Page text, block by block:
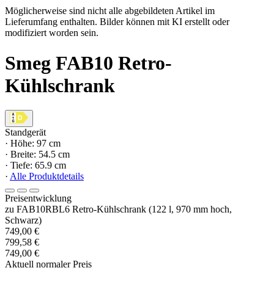
Möglicherweise sind nicht alle abgebildeten Artikel im
Lieferumfang enthalten. Bilder können mit KI erstellt oder
modifiziert worden sein.
Smeg FAB10 Retro-
Kühlschrank
Standgerät
· Höhe: 97 cm
· Breite: 54.5 cm
· Tiefe: 65.9 cm
· Alle Produktdetails
Preisentwicklung
zu FAB10RBL6 Retro-Kühlschrank (122 l, 970 mm hoch,
Schwarz)
749,00 €
799,58 €
749,00 €
Aktuell normaler Preis